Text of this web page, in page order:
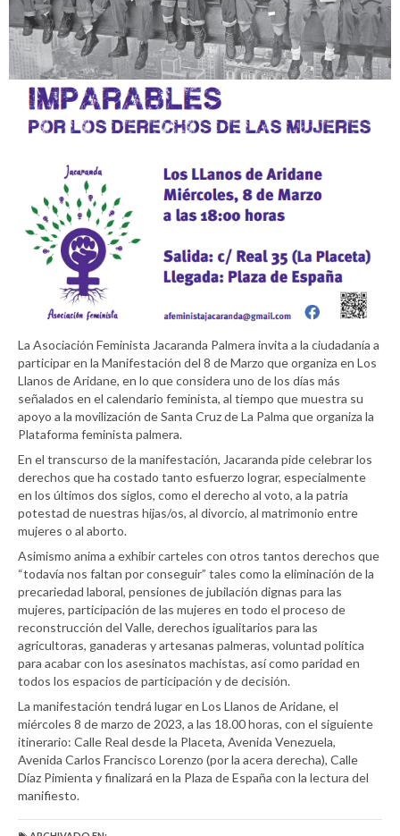
La Asociación Feminista Jacaranda Palmera invita a la ciudadanía a
participar en la Manifestación del 8 de Marzo que organiza en Los
Llanos de Aridane, en lo que considera uno de los días más
señalados en el calendario feminista, al tiempo que muestra su
apoyo a la movilización de Santa Cruz de La Palma que organiza la
Plataforma feminista palmera.
En el transcurso de la manifestación, Jacaranda pide celebrar los
derechos que ha costado tanto esfuerzo lograr, especialmente
en los últimos dos siglos, como el derecho al voto, a la patria
potestad de nuestras hijas/os, al divorcio, al matrimonio entre
mujeres o al aborto.
Asimismo anima a exhibir carteles con otros tantos derechos que
“todavía nos faltan por conseguir” tales como la eliminación de la
precariedad laboral, pensiones de jubilación dignas para las
mujeres, participación de las mujeres en todo el proceso de
reconstrucción del Valle, derechos igualitarios para las
agricultoras, ganaderas y artesanas palmeras, voluntad política
para acabar con los asesinatos machistas, así como paridad en
todos los espacios de participación y de decisión.
La manifestación tendrá lugar en Los Llanos de Aridane, el
miércoles 8 de marzo de 2023, a las 18.00 horas, con el siguiente
itinerario: Calle Real desde la Placeta, Avenida Venezuela,
Avenida Carlos Francisco Lorenzo (por la acera derecha), Calle
Díaz Pimienta y finalizará en la Plaza de España con la lectura del
manifiesto.